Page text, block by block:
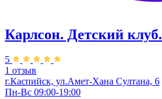
Карлсон. Детский клуб.
5
1 отзыв
г.Каспийск, ул.Амет-Хана Султана, 6
Пн-Вс 09:00-19:00